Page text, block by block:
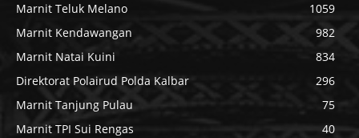
Marnit Teluk Melano
1059
Marnit Kendawangan
982
Marnit Natai Kuini
834
Direktorat Polairud Polda Kalbar
296
Marnit Tanjung Pulau
75
Marnit TPI Sui Rengas
40